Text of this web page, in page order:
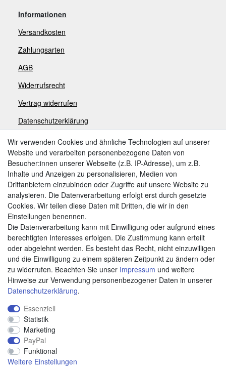
Informationen
Versandkosten
Zahlungsarten
AGB
Widerrufsrecht
Vertrag widerrufen
Datenschutzerklärung
Impressum
Zahlungsarten
Weitere Zahlungsarten:
Kauf auf Rechnung
Vorkasse
Hier sind wir
Wir verwenden Cookies und ähnliche Technologien auf unserer
Website und verarbeiten personenbezogene Daten von
Besucher:innen unserer Webseite (z.B. IP-Adresse), um z.B.
Inhalte und Anzeigen zu personalisieren, Medien von
Drittanbietern einzubinden oder Zugriffe auf unsere Website zu
analysieren. Die Datenverarbeitung erfolgt erst durch gesetzte
Cookies. Wir teilen diese Daten mit Dritten, die wir in den
Einstellungen benennen.
Die Datenverarbeitung kann mit Einwilligung oder aufgrund eines
berechtigten Interesses erfolgen. Die Zustimmung kann erteilt
oder abgelehnt werden. Es besteht das Recht, nicht einzuwilligen
und die Einwilligung zu einem späteren Zeitpunkt zu ändern oder
zu widerrufen. Beachten Sie unser Impressum und weitere
Hinweise zur Verwendung personenbezogener Daten in unserer
Daten­schutz­erklärung.
Essenziell
Statistik
Marketing
PayPal
Funktional
Weitere Einstellungen